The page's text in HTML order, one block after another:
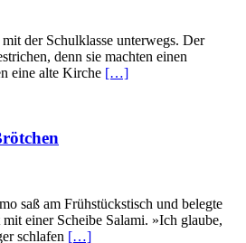
der Schulklasse unterwegs. Der
denn sie machten einen
eine alte Kirche […]
saß am Frühstückstisch und belegte
einer Scheibe Salami. »Ich glaube,
schlafen […]